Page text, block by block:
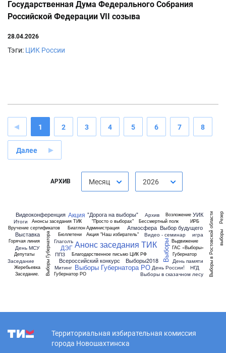
Государственная Дума Федерального Собрания
Российской Федерации VII созыва
28.04.2026
Тэги: ЦИК России
1 2 3 4 5 6 7 8
Далее
АРХИВ Месяц 2026
"Дорога на выборы"
"Просто о выборах"
Администрация
Акция
Акция "Наш избиратель"
Анонс заседания ТИК
Анонсы заседания ТИК
Архив
Атмосфера
Бессмертный полк
Биатлон
Благодарственное письмо ЦИК РФ
Бюллетени Видео - семинар
Видеоконференция
Возложение
Вручение сертификатов
Всероссийский конкурс
Выбор будущего
Выборы
Выборы Губернатора Выборы Губернатора РО Выборы в Ростовской области
Выборы в сказачном лесу
Выборы2018
Выдвижение
Выставка
ГАС «Выборы»
Глаголъ
Горячая линия
Губернатор
Губернатор РО
ДЭГ
День МСУ
День России!
День памяти
Депутаты
Жеребьевка
Заседание
Заседание.
ИРБ
Итоги
Митинг НГД
ППЗ
Резер
УИК
выборы
игра
Территориальная избирательная комиссия
города Новошахтинска